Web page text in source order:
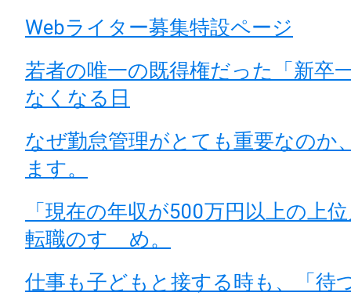
Webライター募集特設ページ
若者の唯一の既得権だった「新卒
なくなる日
なぜ勤怠管理がとても重要なのか
ます。
「現在の年収が500万円以上の上
転職のすゝめ。
仕事も子どもと接する時も、「待